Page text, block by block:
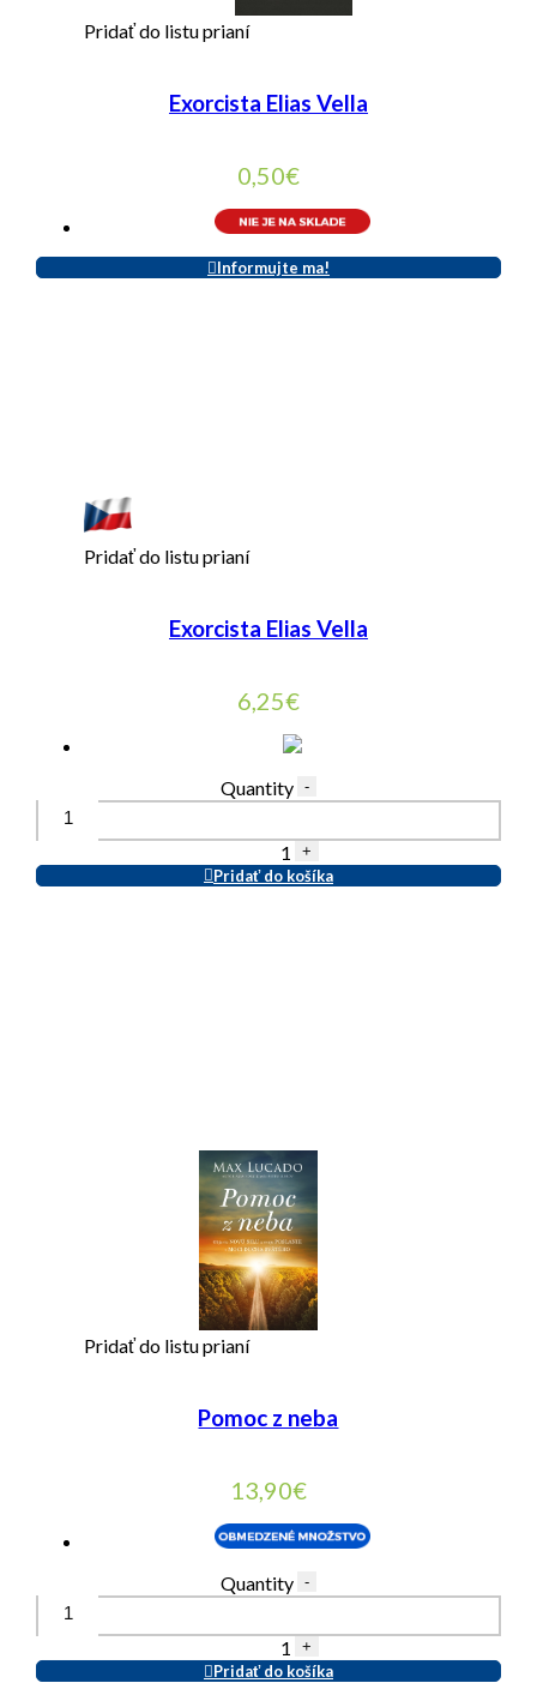
Pridať do listu prianí
Exorcista Elias Vella
0,50€
Informujte ma!
Pridať do listu prianí
Exorcista Elias Vella
6,25€
Quantity -
1 +
Pridať do košíka
Pridať do listu prianí
Pomoc z neba
13,90€
Quantity -
1 +
Pridať do košíka